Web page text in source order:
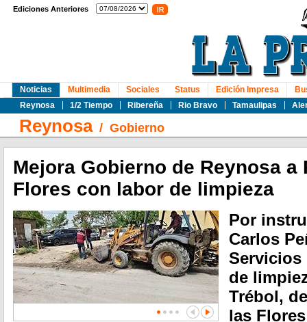
Ediciones Anteriores
Noticias
Reynosa
1/2 Tiempo Ribereña Rio Bravo Tamaulipas
Multimedia Sociales Status Edición Impresa
Reynosa/ Gobierno
Mejora Gobierno de Reynosa a
Flores con labor de limpieza
Por
Carlos
Servicios
de
Trébol,
las Flores